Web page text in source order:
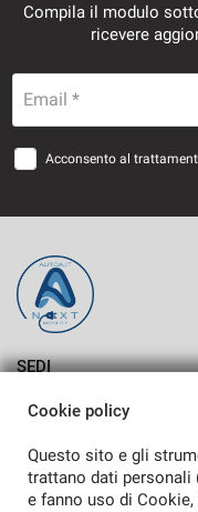
Compila il modulo
ricevere
Email *
Acconsento al
SEDI
SASSARI
Azienda
Cookie policy
Questo sito e gli
trattano dati personali
e fanno uso di